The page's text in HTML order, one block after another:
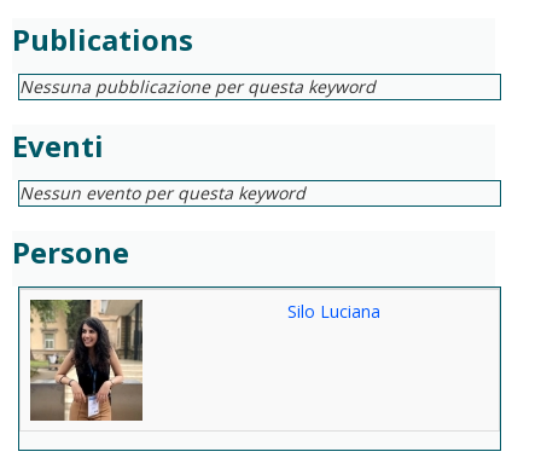
Publications
Nessuna pubblicazione per questa keyword
Eventi
Nessun evento per questa keyword
Persone
Silo Luciana